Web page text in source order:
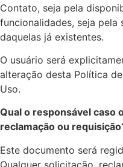
Contato, seja pela
funcionalidades, seja
daquelas já existentes.
O usuário será
alteração desta Política
Uso.
Qual o responsável caso
reclamação ou
Este documento será
Qualquer solicitação,